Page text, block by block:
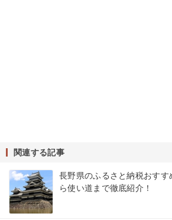
関連する記事
長野県のふるさと納税おす
ら使い道まで徹底紹介！